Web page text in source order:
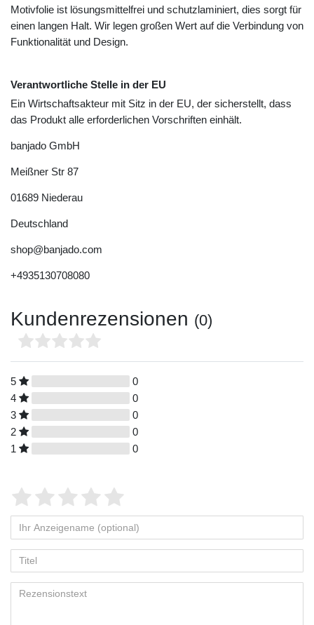
Motivfolie ist lösungsmittelfrei und schutzlaminiert, dies sorgt für
einen langen Halt. Wir legen großen Wert auf die Verbindung von
Funktionalität und Design.
Verantwortliche Stelle in der EU
Ein Wirtschaftsakteur mit Sitz in der EU, der sicherstellt, dass
das Produkt alle erforderlichen Vorschriften einhält.
banjado GmbH
Meißner Str 87
01689 Niederau
Deutschland
shop@banjado.com
+4935130708080
Kundenrezensionen (0)
5
0
4
0
3
0
2
0
1
0